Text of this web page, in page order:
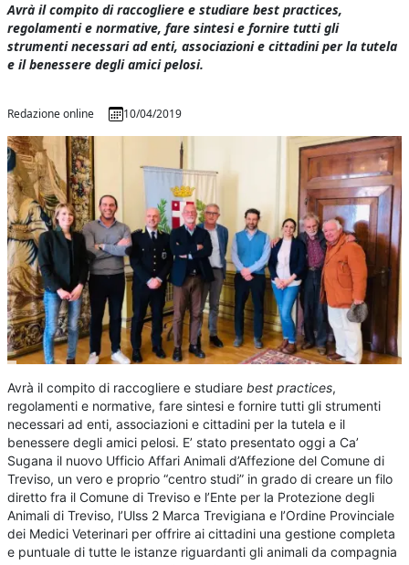
Avrà il compito di raccogliere e studiarebest practices,
regolamenti e normative, fare sintesi e fornire tutti gli
strumenti necessari ad enti, associazioni e cittadini per la tutela
e il benessere degli amici pelosi.
Redazione online 10/04/2019
Avrà il compito di raccogliere e studiarebest practices,
regolamenti e normative, fare sintesi e fornire tutti gli strumenti
necessari ad enti, associazioni e cittadini per la tutela e il
benessere degli amici pelosi. E’ stato presentato oggi a Ca’
Sugana il nuovo Ufficio Affari Animali d’Affezione del Comune di
Treviso, un vero e proprio “centro studi” in grado di creare un filo
diretto fra il Comune di Treviso e l’Ente per la Protezione degli
Animali di Treviso, l’Ulss 2 Marca Trevigiana e l’Ordine Provinciale
dei Medici Veterinari per offrire ai cittadini una gestione completa
e puntuale di tutte le istanze riguardanti gli animali da compagnia